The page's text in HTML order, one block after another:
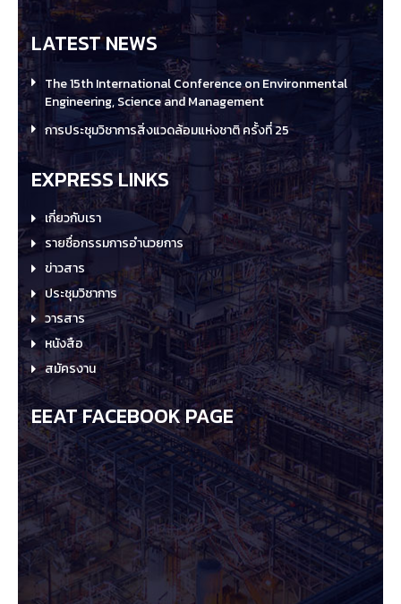
LATEST NEWS
The 15th International Conference on Environmental
Engineering, Science and Management
การประชุมวิชาการสิ่งแวดล้อมแห่งชาติ ครั้งที่ 25
EXPRESS LINKS
เกี่ยวกับเรา
รายชื่อกรรมการอำนวยการ
ข่าวสาร
ประชุมวิชาการ
วารสาร
หนังสือ
สมัครงาน
EEAT FACEBOOK PAGE